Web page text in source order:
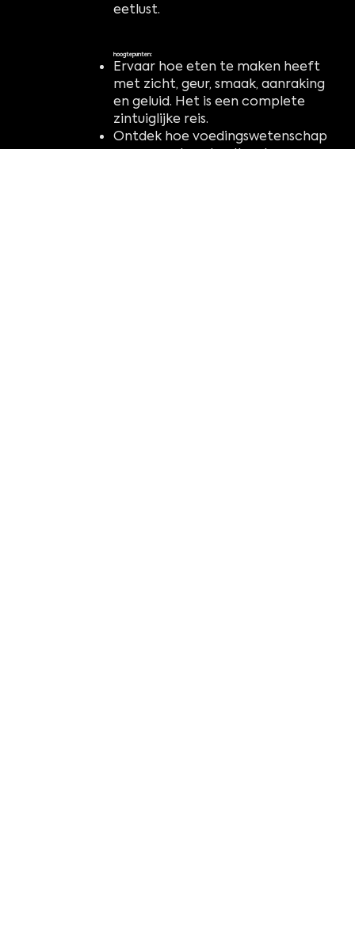
eetlust.
hoogtepunten:
Ervaar hoe eten te maken heeft
met zicht, geur, smaak, aanraking
en geluid. Het is een complete
zintuiglijke reis.
Ontdek hoe voedingswetenschap
samengaat met culturele en